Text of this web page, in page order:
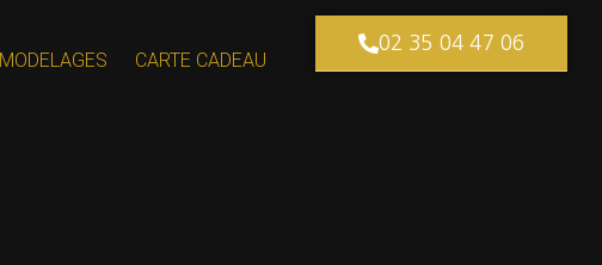
MODELAGES CARTE CADEAU
02 35 04 47 06